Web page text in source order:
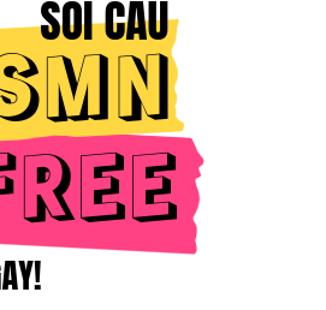
Nhà văn Pháp Emile Zola đã xuất bản
mình, cáo buộc người Pháp che đậy
Dreyfus.
thuyết gia James Joyce qua đời ở
Wilder của Virginia trở thành
Phi đầu tiên được bầu ở Hoa Kỳ.
Jordan tuyên bố giải nghệ lần